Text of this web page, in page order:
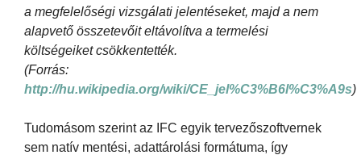
a megfelelőségi vizsgálati jelentéseket, majd a nem
alapvető összetevőit eltávolítva a termelési
költségeiket csökkentették.
(Forrás:
http://hu.wikipedia.org/wiki/CE_jel%C3%B6l%C3%A9s)
Tudomásom szerint az IFC egyik tervezőszoftvernek
sem natív mentési, adattárolási formátuma, így